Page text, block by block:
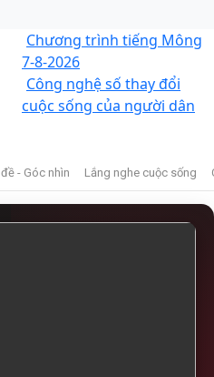
Chương trình tiếng Mông
7-8-2026
Công nghệ số thay đổi
cuộc sống của người dân
- Góc nhìn Lắng nghe cuộc sống